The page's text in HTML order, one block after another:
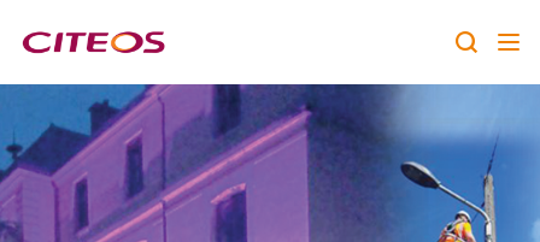
Notre identité
Nos expertises